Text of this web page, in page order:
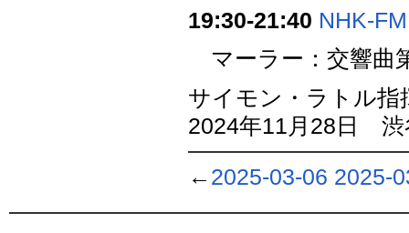
19:30-21:40 NHK-FM
マーラー：交響曲
サイモン・ラトル指
2024年11月28日 渋
← 2025-03-06 2025-